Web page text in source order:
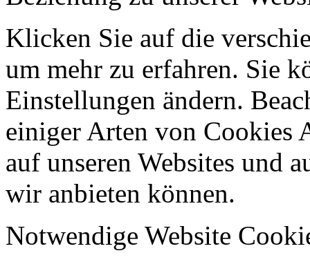
Klicken Sie auf die
um mehr zu erfahren. Sie
Einstellungen ändern.
einiger Arten von Cookies
auf unseren Websites und
wir anbieten können.
Notwendige Website